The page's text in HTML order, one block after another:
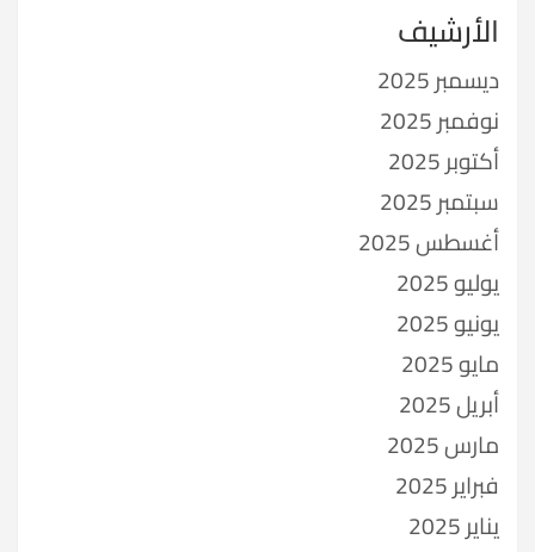
الأرشيف
ديسمبر 2025
نوفمبر 2025
أكتوبر 2025
سبتمبر 2025
أغسطس 2025
يوليو 2025
يونيو 2025
مايو 2025
أبريل 2025
مارس 2025
فبراير 2025
يناير 2025